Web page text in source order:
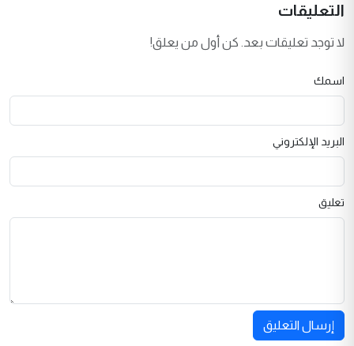
التعليقات
لا توجد تعليقات بعد. كن أول من يعلق!
اسمك
البريد الإلكتروني
تعليق
إرسال التعليق